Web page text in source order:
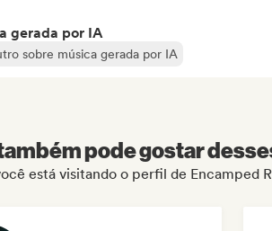
gerada por IA
sobre música gerada por IA
pode gostar
está visitando o perfil de Encamped R